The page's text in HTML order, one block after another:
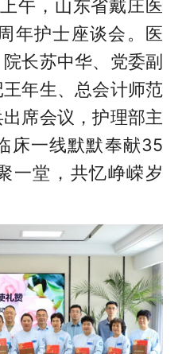
午，山东省戴庄医
年护士座谈会。医
长苏中华、党委副
年生、总会计师范
席会议，护理部主
床一线默默奉献35
一堂，共忆峥嵘岁